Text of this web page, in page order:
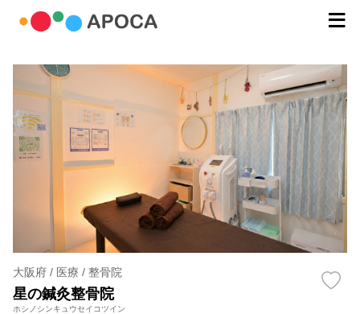
大阪府 / 医療 / 整骨院
星の鍼灸整骨院
ホシノシンキュウセイコツイン